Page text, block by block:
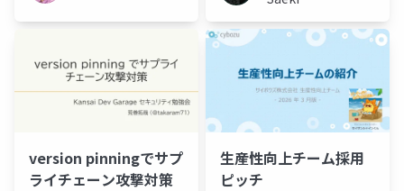
version pinningでサプ
ライチェーン攻撃対策
生産性向上チーム採用
ピッチ